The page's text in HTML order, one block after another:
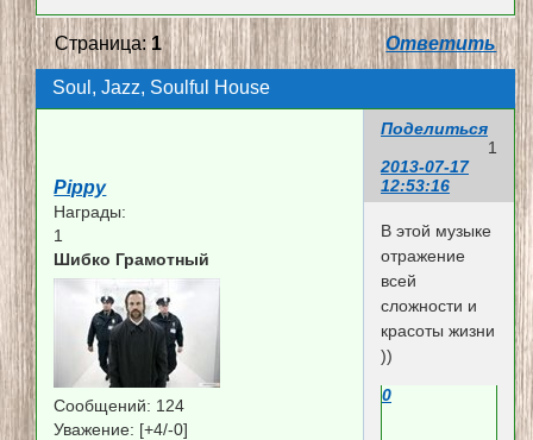
Soul, Jazz, Soulful House
Страница:1 Ответить
Поделиться
1
2013-07-17
12:53:16
Pippy
Награды:
1
Шибко Грамотный
Сообщений: 124
Уважение: [+4/-0]
В этой музыке
отражение
всей
сложности и
красоты жизни
))
0